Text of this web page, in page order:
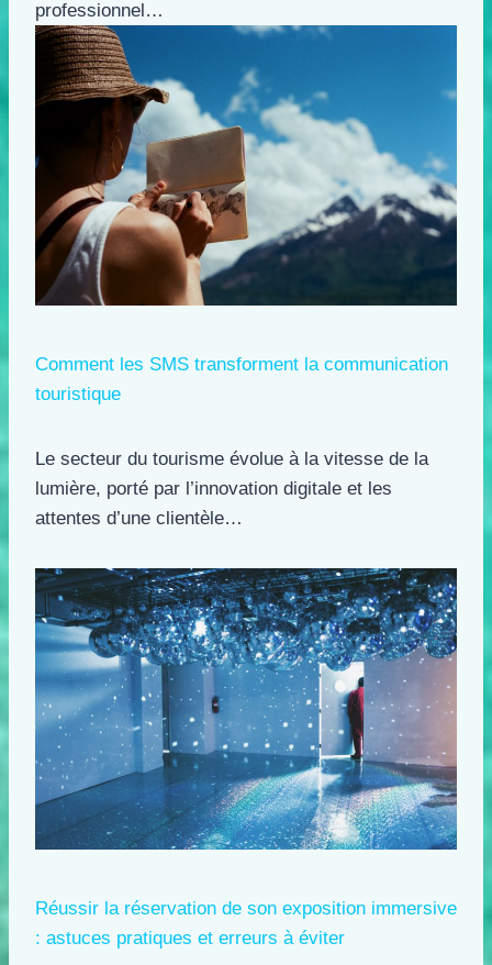
professionnel…
Comment les SMS transforment la communication
touristique
Le secteur du tourisme évolue à la vitesse de la
lumière, porté par l’innovation digitale et les
attentes d’une clientèle…
Réussir la réservation de son exposition immersive
: astuces pratiques et erreurs à éviter